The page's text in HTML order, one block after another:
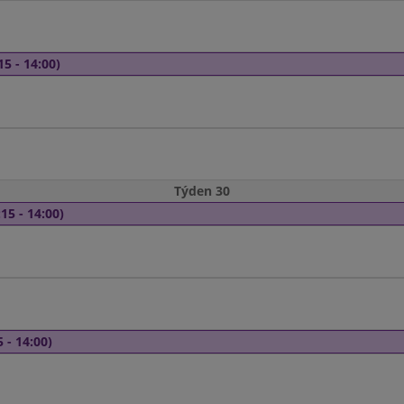
- 14:00)
Týden 30
- 14:00)
- 14:00)